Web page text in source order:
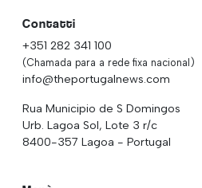
Contatti
+351 282 341 100
(Chamada para a rede fixa nacional)
info@theportugalnews.com
Rua Municipio de S Domingos
Urb. Lagoa Sol, Lote 3 r/c
8400-357 Lagoa - Portugal